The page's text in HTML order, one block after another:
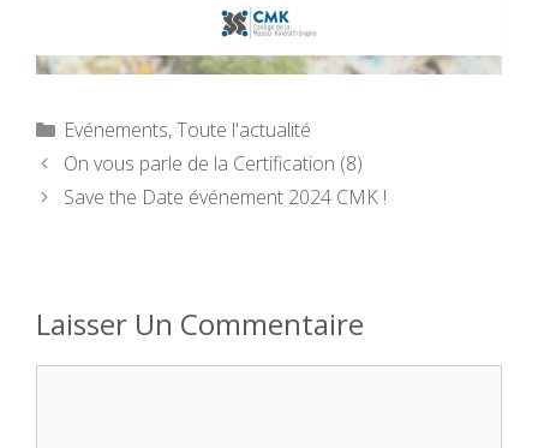
Catégories
Evénements,Toute l'actualité
On vous parle de la Certification (8)
Save the Date événement 2024 CMK !
Laisser Un Commentaire